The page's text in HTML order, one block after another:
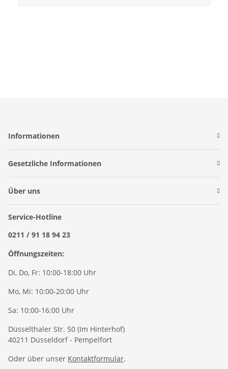
Informationen
Gesetzliche Informationen
Über uns
Service-Hotline
0211 / 91 18 94 23
Öffnungszeiten:
Di, Do, Fr: 10:00-18:00 Uhr
Mo, Mi: 10:00-20:00 Uhr
Sa: 10:00-16:00 Uhr
Düsselthaler Str. 50 (Im Hinterhof)
40211 Düsseldorf - Pempelfort
Oder über unser Kontaktformular.